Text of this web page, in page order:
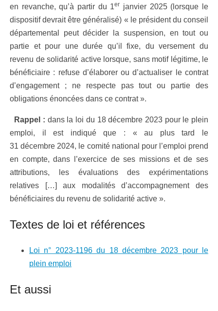
en revanche, qu’à partir du 1er janvier 2025 (lorsque le
dispositif devrait être généralisé) « le président du conseil
départemental peut décider la suspension, en tout ou
partie et pour une durée qu’il fixe, du versement du
revenu de solidarité active lorsque, sans motif légitime, le
bénéficiaire : refuse d’élaborer ou d’actualiser le contrat
d’engagement ; ne respecte pas tout ou partie des
obligations énoncées dans ce contrat ».
Rappel : dans la loi du 18 décembre 2023 pour le plein
emploi, il est indiqué que : « au plus tard le
31 décembre 2024, le comité national pour l’emploi prend
en compte, dans l’exercice de ses missions et de ses
attributions, les évaluations des expérimentations
relatives […] aux modalités d’accompagnement des
bénéficiaires du revenu de solidarité active ».
Textes de loi et références
Loi n° 2023-1196 du 18 décembre 2023 pour le
plein emploi
Et aussi